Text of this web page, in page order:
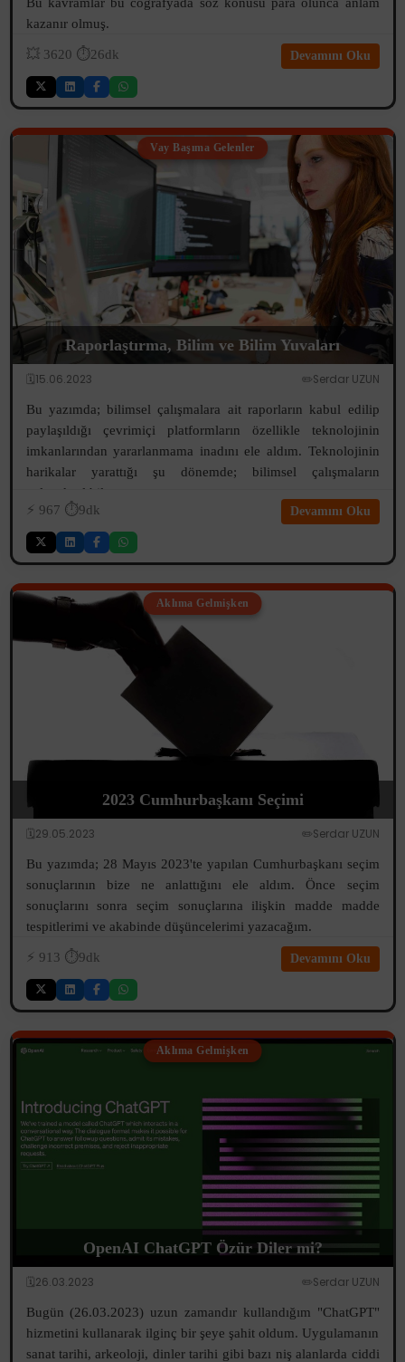
kazanır olmuş.
💥 3620 ⏱️26dk Devamını Oku
Vay Başıma Gelenler
Raporlaştırma, Bilim ve Bilim Yuvaları
🗓️15.06.2023 ✏️Serdar UZUN
Bu yazımda; bilimsel çalışmalara ait raporların kabul edilip
paylaşıldığı çevrimiçi platformların özellikle teknolojinin
imkanlarından yararlanmama inadını ele aldım. Teknolojinin
harikalar yarattığı şu dönemde; bilimsel çalışmaların
geleneksel bile ...
⚡️ 967 ⏱️9dk Devamını Oku
Aklıma Gelmişken
2023 Cumhurbaşkanı Seçimi
🗓️29.05.2023 ✏️Serdar UZUN
Bu yazımda; 28 Mayıs 2023'te yapılan Cumhurbaşkanı seçim
sonuçlarının bize ne anlattığını ele aldım. Önce seçim
sonuçlarını sonra seçim sonuçlarına ilişkin madde madde
tespitlerimi ve akabinde düşüncelerimi yazacağım.
⚡️ 913 ⏱️9dk Devamını Oku
Aklıma Gelmişken
OpenAI ChatGPT Özür Diler mi?
🗓️26.03.2023 ✏️Serdar UZUN
Bugün (26.03.2023) uzun zamandır kullandığım "ChatGPT"
hizmetini kullanarak ilginç bir şeye şahit oldum. Uygulamanın
sanat tarihi, arkeoloji, dinler tarihi gibi bazı niş alanlarda ciddi